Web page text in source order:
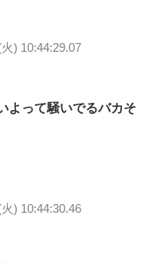
) 10:44:29.07
よって騒いでるバカそ
) 10:44:30.46